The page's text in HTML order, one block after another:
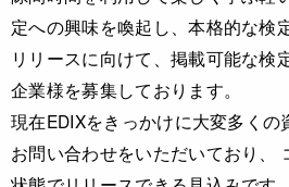
定への興味を喚起し、本格的な検
リリースに向けて、掲載可能な検
企業様を募集しております。
現在EDIXをきっかけに大変多くの
お問い合わせをいただいており、